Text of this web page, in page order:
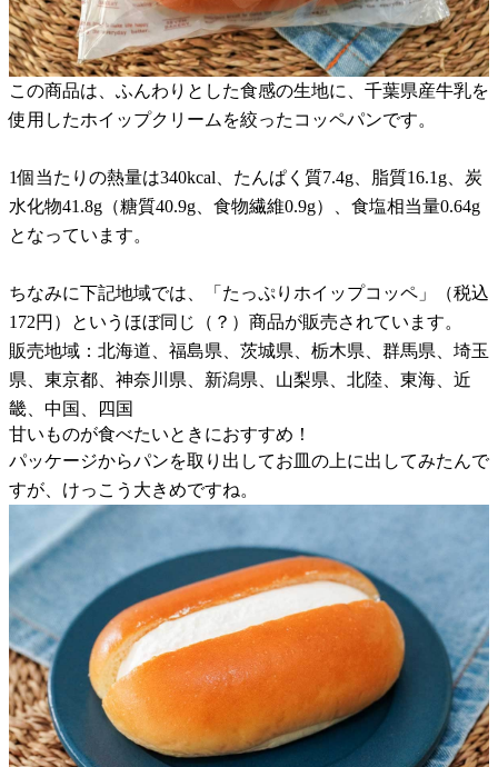
この商品は、ふんわりとした食感の生地に、千葉県産牛乳を
使用したホイップクリームを絞ったコッペパンです。
1個当たりの熱量は340kcal、たんぱく質7.4g、脂質16.1g、炭
水化物41.8g（糖質40.9g、食物繊維0.9g）、食塩相当量0.64g
となっています。
ちなみに下記地域では、「たっぷりホイップコッペ」（税込
172円）というほぼ同じ（？）商品が販売されています。
販売地域：北海道、福島県、茨城県、栃木県、群馬県、埼玉
県、東京都、神奈川県、新潟県、山梨県、北陸、東海、近
畿、中国、四国
甘いものが食べたいときにおすすめ！
パッケージからパンを取り出してお皿の上に出してみたんで
すが、けっこう大きめですね。